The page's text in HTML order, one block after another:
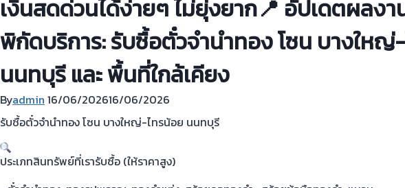
เงินสดด่วนได้ง่ายๆ ไม่ยุ่งยาก📍 อัปเดตผลงา
พิกัดบริการ: รับซื้อตั๋วจำนำทอง โซน บางใหญ่
นนทบุรี และ พื้นที่ใกล้เคียง
Byadmin 16/06/202616/06/2026
รับซื้อตั๋วจำนำทอง โซน บางใหญ่-ไทรน้อย นนทบุรี
ประเภทสินทรัพย์ที่เรารับซื้อ (ให้ราคาสูง)